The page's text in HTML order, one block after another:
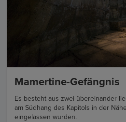
Mamertine-Gefängnis
Es besteht aus zwei übereinander
am Südhang des Kapitols in der
eingelassen wurden.